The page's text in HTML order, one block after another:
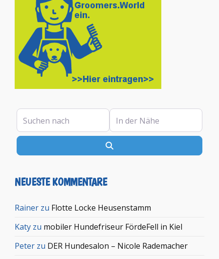
Suchen nach In der Nähe
NEUESTE KOMMENTARE
Rainer zu Flotte Locke Heusenstamm
Katy zu mobiler Hundefriseur FördeFell in Kiel
Peter zu DER Hundesalon – Nicole Rademacher